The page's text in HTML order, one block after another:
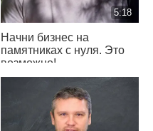
5:18
Начни бизнес на
памятниках с нуля. Это
возможно!